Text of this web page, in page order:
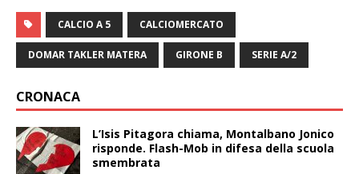
CALCIO A 5 CALCIOMERCATO
DOMAR TAKLER MATERA GIRONE B SERIE A/2
CRONACA
L’Isis Pitagora chiama, Montalbano Jonico
risponde. Flash-Mob in difesa della scuola
smembrata